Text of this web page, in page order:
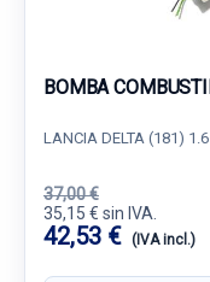
BOMBA
LANCIA DELTA (181)
37,00 €
35,15 € sin IVA.
42,53 € (IVA incl.)